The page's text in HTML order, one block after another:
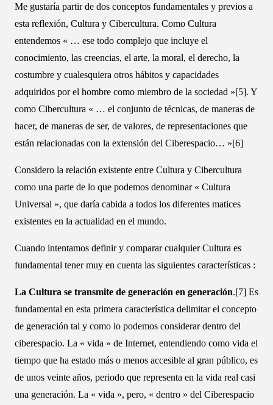
Me gustaría partir de dos conceptos fundamentales y previos a
esta reflexión, Cultura y Cibercultura. Como Cultura
entendemos « … ese todo complejo que incluye el
conocimiento, las creencias, el arte, la moral, el derecho, la
costumbre y cualesquiera otros hábitos y capacidades
adquiridos por el hombre como miembro de la sociedad »[5]. Y
como Cibercultura « … el conjunto de técnicas, de maneras de
hacer, de maneras de ser, de valores, de representaciones que
están relacionadas con la extensión del Ciberespacio… »[6]
Considero la relación existente entre Cultura y Cibercultura
como una parte de lo que podemos denominar « Cultura
Universal », que daría cabida a todos los diferentes matices
existentes en la actualidad en el mundo.
Cuando intentamos definir y comparar cualquier Cultura es
fundamental tener muy en cuenta las siguientes características :
La Cultura se transmite de generación en generación.[7] Es
fundamental en esta primera característica delimitar el concepto
de generación tal y como lo podemos considerar dentro del
ciberespacio. La « vida » de Internet, entendiendo como vida el
tiempo que ha estado más o menos accesible al gran público, es
de unos veinte años, periodo que representa en la vida real casi
una generación. La « vida », pero, « dentro » del Ciberespacio